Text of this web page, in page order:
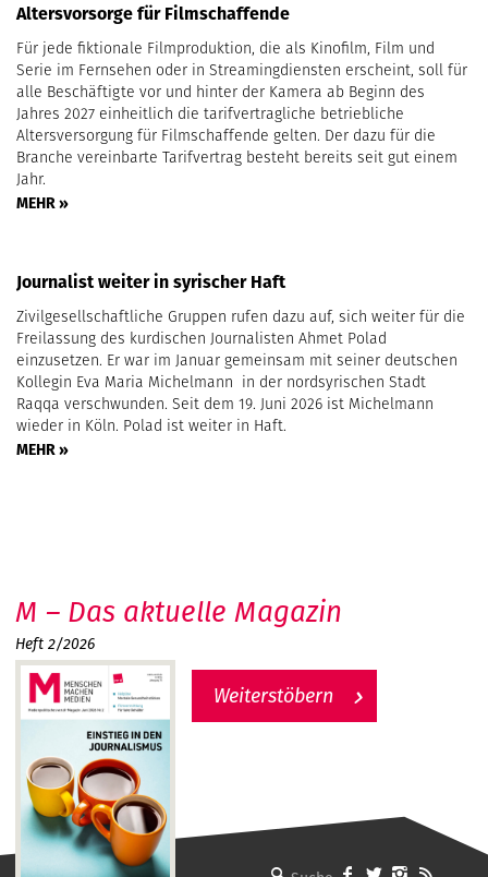
Altersvorsorge für Filmschaffende
Für jede fiktionale Filmproduktion, die als Kinofilm, Film und
Serie im Fernsehen oder in Streamingdiensten erscheint, soll für
alle Beschäftigte vor und hinter der Kamera ab Beginn des
Jahres 2027 einheitlich die tarifvertragliche betriebliche
Altersversorgung für Filmschaffende gelten. Der dazu für die
Branche vereinbarte Tarifvertrag besteht bereits seit gut einem
Jahr.
MEHR »
Journalist weiter in syrischer Haft
Zivilgesellschaftliche Gruppen rufen dazu auf, sich weiter für die
Freilassung des kurdischen Journalisten Ahmet Polad
einzusetzen. Er war im Januar gemeinsam mit seiner deutschen
Kollegin Eva Maria Michelmann in der nordsyrischen Stadt
Raqqa verschwunden. Seit dem 19. Juni 2026 ist Michelmann
wieder in Köln. Polad ist weiter in Haft.
MEHR »
MMM - Menschen machen Medien
M – Das aktuelle Magazin
Heft 2/2026
Weiterstöbern